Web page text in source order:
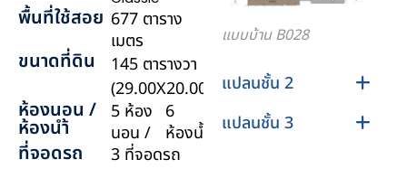
พื้นที่ใช้สอย 677 ตาราง
เมตร
ขนาดที่ดิน
145 ตารางวา
(29.00X20.00)
ห้องนอน /
ห้องนำ้
5 ห้อง
นอน /
6
ห้องน้ำ
ที่จอดรถ 3 ที่จอดรถ
แบบบ้าน B028
แปลนชั้น 2
แปลนชั้น 3